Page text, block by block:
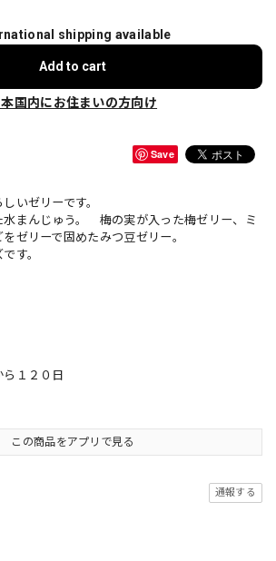
shipping available
Add to cart
本国内にお住まいの方向け
Save
いゼリーです。
水まんじゅう。 梅の実が入った梅ゼリー、ミ
ゼリーで固めたみつ豆ゼリー。
す。
ら１２０日
この商品をアプリで見る
通報する